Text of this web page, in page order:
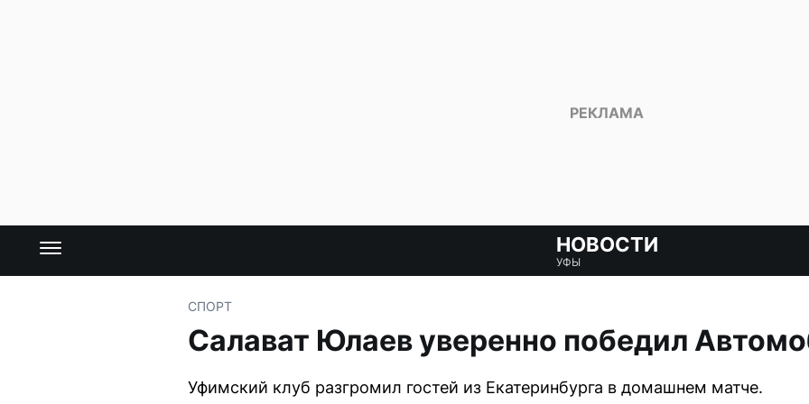
НОВОСТИ
УФЫ
СПОРТ
Салават Юлаев уверенно победил
Уфимский клуб разгромил гостей из Екатеринбурга в домашнем матче.